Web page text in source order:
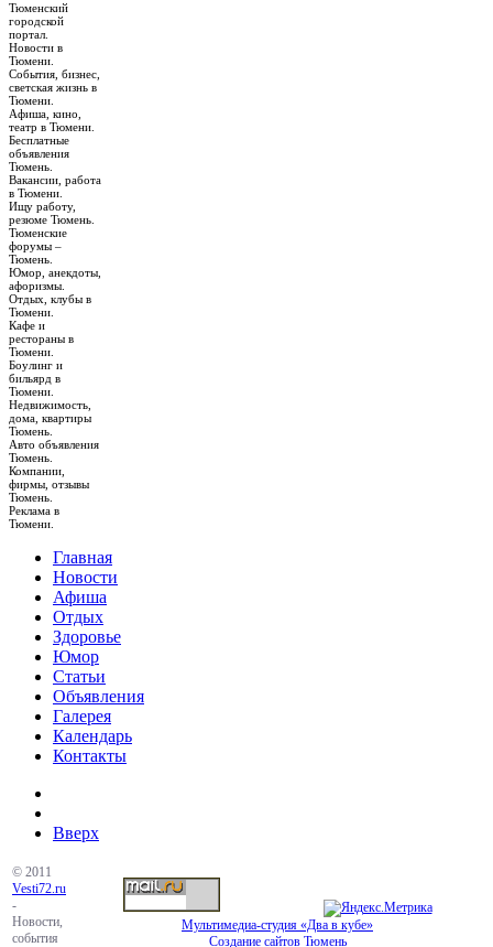
Тюменский
городской
портал.
Новости в
Тюмени.
События, бизнес,
светская жизнь в
Тюмени.
Афиша, кино,
театр в Тюмени.
Бесплатные
объявления
Тюмень.
Вакансии, работа
в Тюмени.
Ищу работу,
резюме Тюмень.
Тюменские
форумы –
Тюмень.
Юмор, анекдоты,
афоризмы.
Отдых, клубы в
Тюмени.
Кафе и
рестораны в
Тюмени.
Боулинг и
бильярд в
Тюмени.
Недвижимость,
дома, квартиры
Тюмень.
Авто объявления
Тюмень.
Компании,
фирмы, отзывы
Тюмень.
Реклама в
Тюмени.
Главная
Новости
Афиша
Отдых
Здоровье
Юмор
Статьи
Объявления
Галерея
Календарь
Контакты
Вверх
© 2011
Vesti72.ru
-
Новости,
события
Мультимедиа-студия «Два в кубе»
Создание сайтов Тюмень